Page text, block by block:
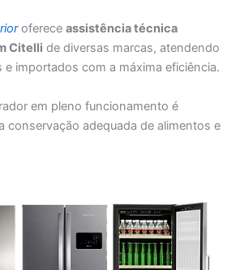
ofereceassistência técnica
Citelli de diversas marcas, atendendo
e importados com a máxima eficiência.
em pleno funcionamento é
conservação adequada de alimentos e